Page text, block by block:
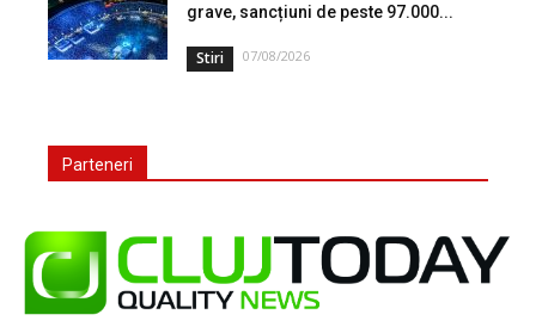
grave, sancțiuni de peste 97.000...
Stiri 07/08/2026
Parteneri